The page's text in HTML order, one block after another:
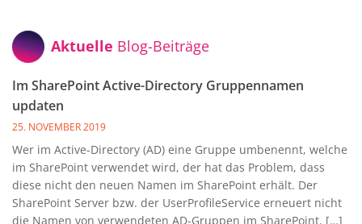
Aktuelle Blog-Beiträge
Im SharePoint Active-Directory Gruppennamen
updaten
25. NOVEMBER 2019
Wer im Active-Directory (AD) eine Gruppe umbenennt, welche
im SharePoint verwendet wird, der hat das Problem, dass
diese nicht den neuen Namen im SharePoint erhält. Der
SharePoint Server bzw. der UserProfileService erneuert nicht
die Namen von verwendeten AD-Gruppen im SharePoint. […]